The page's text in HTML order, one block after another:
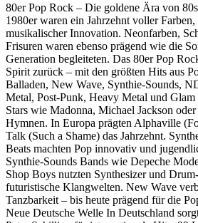
80er Pop Rock – Die goldene Ära von
1980er waren ein Jahrzehnt voller Farben,
musikalischer Innovation. Neonfarben,
Frisuren waren ebenso prägend wie die
Generation begleiteten. Das 80er Pop
Spirit zurück – mit den größten Hits aus
Balladen, New Wave, Synthie-Sounds,
Metal, Post-Punk, Heavy Metal und
Stars wie Madonna, Michael Jackson
Hymnen. In Europa prägten Alphaville
Talk (Such a Shame) das Jahrzehnt.
Beats machten Pop innovativ und
Synthie-Sounds Bands wie Depeche
Shop Boys nutzten Synthesizer und
futuristische Klangwelten. New Wave
Tanzbarkeit – bis heute prägend für die
Neue Deutsche Welle In Deutschland